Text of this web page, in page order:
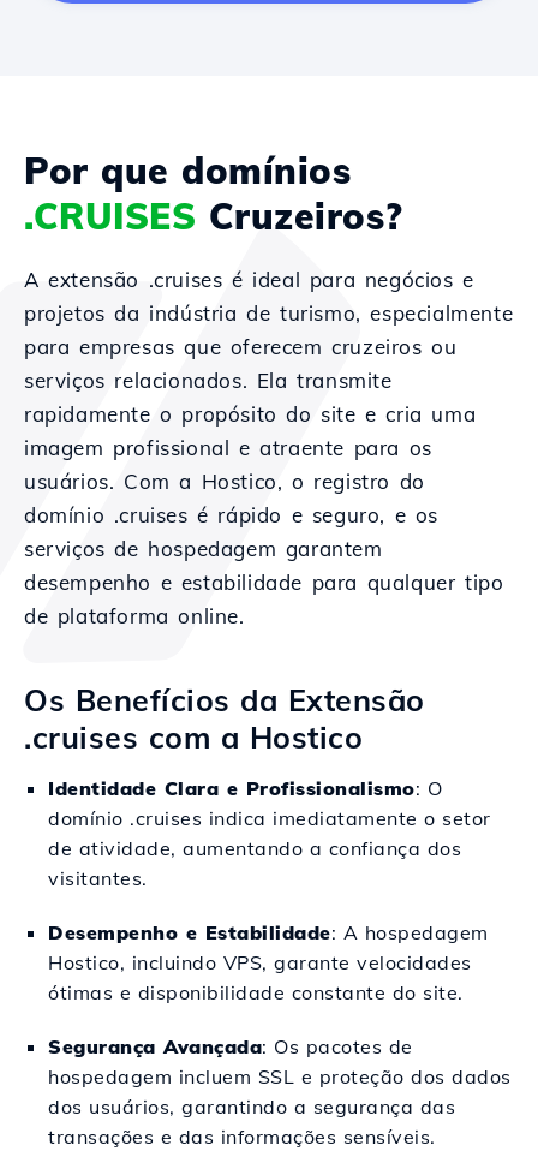
Por que domínios
.CRUISES Cruzeiros?
A extensão .cruises é ideal para negócios e
projetos da indústria de turismo, especialmente
para empresas que oferecem cruzeiros ou
serviços relacionados. Ela transmite
rapidamente o propósito do site e cria uma
imagem profissional e atraente para os
usuários. Com a Hostico, o registro do
domínio .cruises é rápido e seguro, e os
serviços de hospedagem garantem
desempenho e estabilidade para qualquer tipo
de plataforma online.
Os Benefícios da Extensão
.cruises com a Hostico
Identidade Clara e Profissionalismo: O
domínio .cruises indica imediatamente o setor
de atividade, aumentando a confiança dos
visitantes.
Desempenho e Estabilidade: A hospedagem
Hostico, incluindo VPS, garante velocidades
ótimas e disponibilidade constante do site.
Segurança Avançada: Os pacotes de
hospedagem incluem SSL e proteção dos dados
dos usuários, garantindo a segurança das
transações e das informações sensíveis.